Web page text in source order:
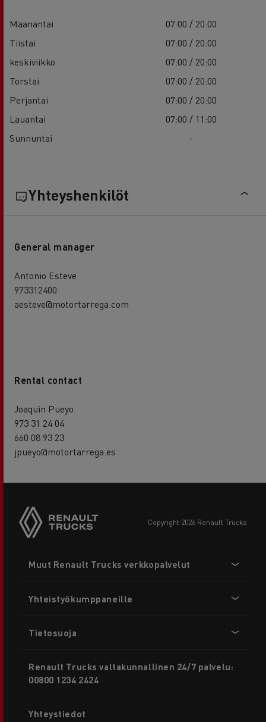
Maanantai
07:00 / 20:00
Tiistai
07:00 / 20:00
keskiviikko
07:00 / 20:00
Torstai
07:00 / 20:00
Perjantai
07:00 / 20:00
Lauantai
07:00 / 11:00
Sunnuntai
-
Yhteyshenkilöt
General manager
Antonio Esteve
973312400
aesteve@motortarrega.com
Rental contact
Joaquin Pueyo
973 31 24 04
660 08 93 23
jpueyo@motortarrega.es
copyright 2026 Renault Trucks
menu
Muut Renault Trucks verkkopalvelut
Yhteistyökumppaneille
Tietosuoja
Renault Trucks valtakunnallinen 24/7 palvelu:
00800 1234 2424
Yhteystiedot